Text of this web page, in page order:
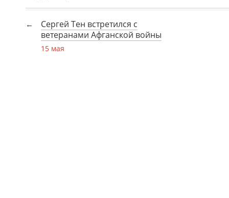
Сергей Тен встретился с
ветеранами Афганской войны
15 мая